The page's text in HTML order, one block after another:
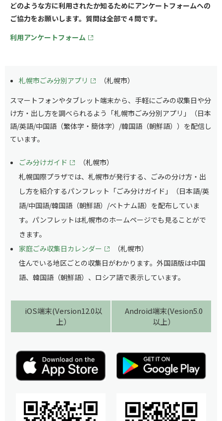
どのような方に利用されたか知るためにアンケートフォームへの
ご協力をお願いします。質問は全部で４問です。
利用アンケートフォーム
札幌市ごみ分別アプリ
（札幌市）
スマートフォンやタブレット端末から、手軽にごみの収集日や分
け方・出し方を調べられるよう「札幌市ごみ分別アプリ」（日本
語/英語/中国語（繁体字・簡体字）/韓国語（朝鮮語））を配信し
ています。
ごみ分けガイド
（札幌市）
札幌国際プラザでは、札幌市が発行する、ごみの分け方・出
し方を紹介するパンフレット「ごみ分けガイド」（日本語/英
語/中国語/韓国語（朝鮮語）/ベトナム語）を配布していま
す。パンフレットは札幌市のホームページでも見ることがで
きます。
家庭ごみ収集日カレンダー
（札幌市）
住んでいる地区ごとの収集日がわかります。外国語版は中国
語、韓国語（朝鮮語）、ロシア語で表示しています。
iOS端末(Version12.0以
上）
Android端末(Vesion5.0
以上）